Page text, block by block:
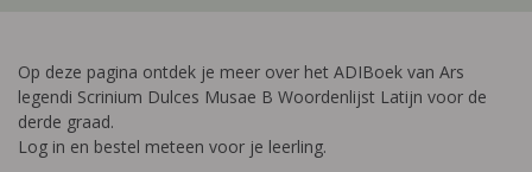
Op deze pagina ontdek je meer over het ADIBoek van Ars
legendi Scrinium Dulces Musae B Woordenlijst Latijn voor de
derde graad.
Log in en bestel meteen voor je leerling.